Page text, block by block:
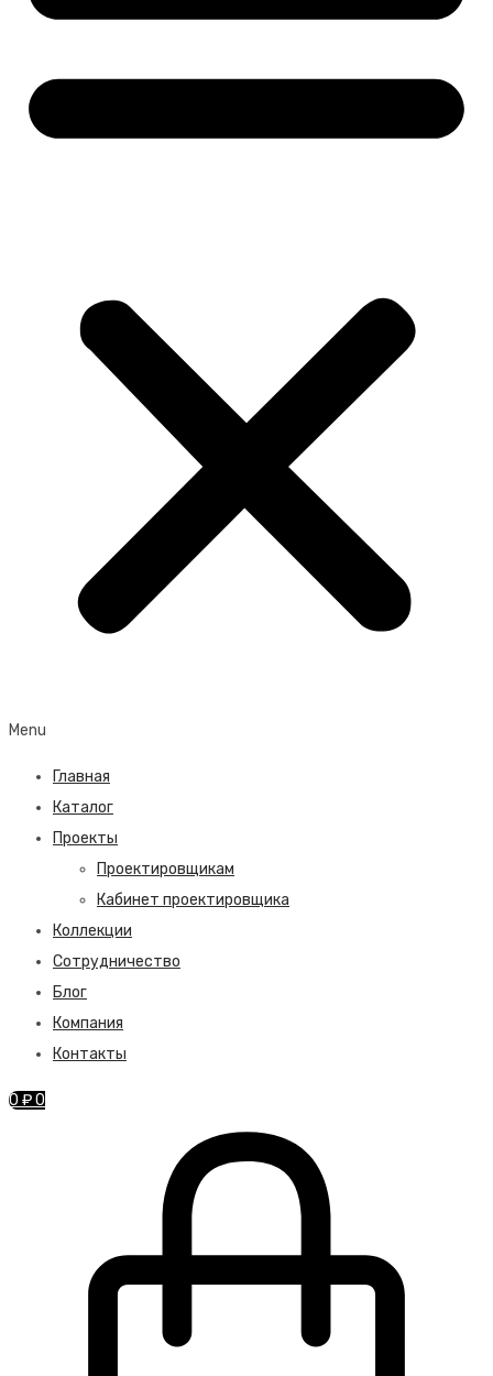
Menu
Главная
Каталог
Проекты
Проектировщикам
Кабинет проектировщика
Коллекции
Сотрудничество
Блог
Компания
Контакты
0 ₽0